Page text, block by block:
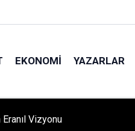
EKONOMI YAZARLAR
Kursiyerler Gönüllerince